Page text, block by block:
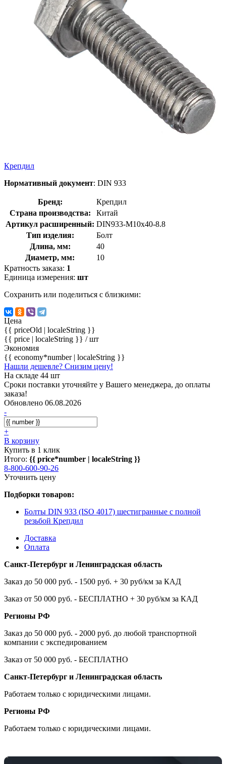
Крепдил
Нормативный документ: DIN 933
Бренд:
Крепдил
Страна производства:
Китай
Артикул расширенный: DIN933-М10х40-8.8
Тип изделия:
Болт
Длина, мм:
40
Диаметр, мм:
10
Кратность заказа: 1
Единица измерения: шт
Сохранить или поделиться с близкими:
Цена
{{ priceOld | localeString }}
{{ price | localeString }} / шт
Экономия
{{ economy*number | localeString }}
Нашли дешевле? Снизим цену!
На складе 44 шт
Сроки поставки уточняйте у Вашего менеджера, до оплаты
заказа!
Обновлено 06.08.2026
-
+
В корзину
Купить в 1 клик
Итого: {{ price*number | localeString }}
8-800-600-90-26
Уточнить цену
Подборки товаров:
Болты DIN 933 (ISO 4017) шестигранные с полной
резьбой Крепдил
Доставка
Оплата
Санкт-Петербург и Ленинградская область
Заказ до 50 000 руб. - 1500 руб. + 30 руб/км за КАД
Заказ от 50 000 руб. - БЕСПЛАТНО + 30 руб/км за КАД
Регионы РФ
Заказ до 50 000 руб. - 2000 руб. до любой транспортной
компании с экспедированием
Заказ от 50 000 руб. - БЕСПЛАТНО
Санкт-Петербург и Ленинградская область
Работаем только с юридическими лицами.
Регионы РФ
Работаем только с юридическими лицами.